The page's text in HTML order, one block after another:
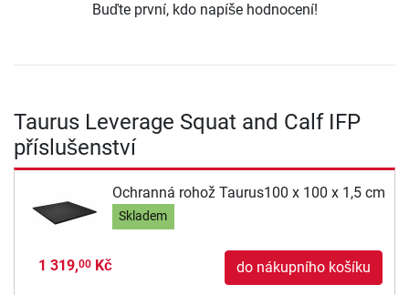
Buďte první, kdo napíše hodnocení!
Taurus Leverage Squat and Calf IFP
příslušenství
Ochranná rohož Taurus100 x 100 x 1,5 cm
Skladem
1 319,00Kč do nákupního košíku